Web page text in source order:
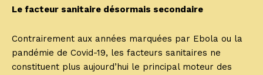
Le facteur sanitaire désormais secondaire
Contrairement aux années marquées par Ebola ou la
pandémie de Covid-19, les facteurs sanitaires ne
constituent plus aujourd’hui le principal moteur des